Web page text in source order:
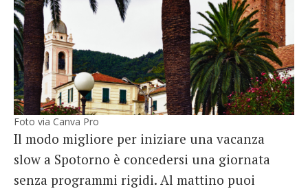
Foto via Canva Pro
Il modo migliore per iniziare una vacanza
slow a Spotorno è concedersi una giornata
senza programmi rigidi. Al mattino puoi